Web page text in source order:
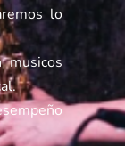
lo
musicos